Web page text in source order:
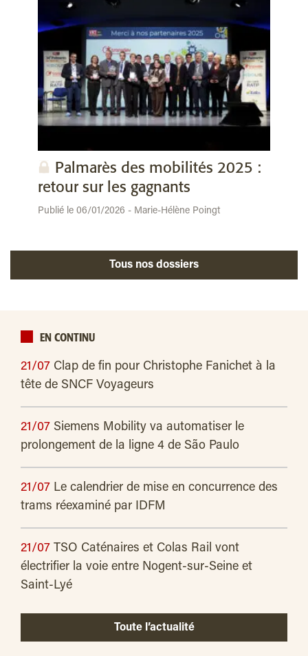
Palmarès des mobilités 2025 :
retour sur les gagnants
Publié le 06/01/2026 - Marie-Hélène Poingt
Tous nos dossiers
EN CONTINU
21/07 Clap de fin pour Christophe Fanichet à la
tête de SNCF Voyageurs
21/07 Siemens Mobility va automatiser le
prolongement de la ligne 4 de São Paulo
21/07 Le calendrier de mise en concurrence des
trams réexaminé par IDFM
21/07 TSO Caténaires et Colas Rail vont
électrifier la voie entre Nogent-sur-Seine et
Saint-Lyé
Toute l’actualité